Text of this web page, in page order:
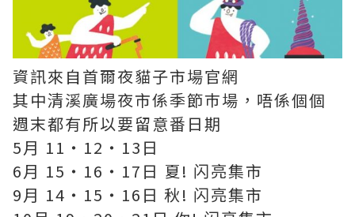
資訊來自首爾夜貓子市場官網
其中清溪廣場夜市係季節巿場，唔係個個
週末都有所以要留意番日期
5月 11・12・13日
6月 15・16・17日 夏! 闪亮集市
9月 14・15・16日 秋! 闪亮集市